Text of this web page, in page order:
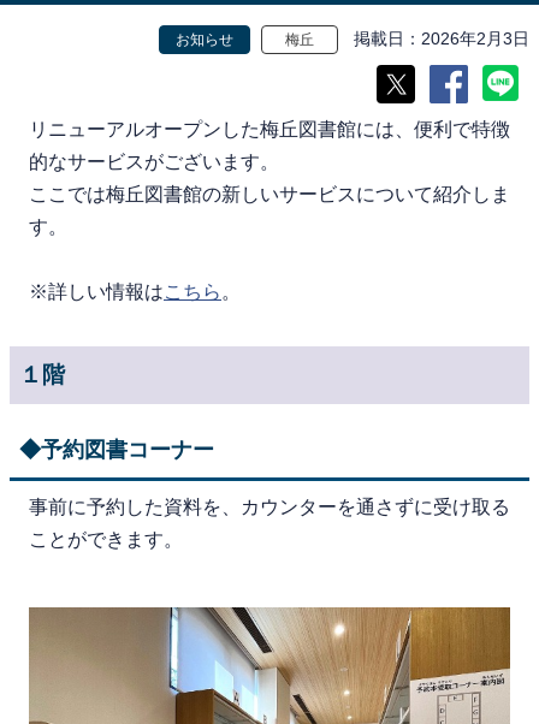
お知らせ 梅丘 掲載日 2026年2月3日
リニューアルオープンした梅丘図書館には、便利で特徴
的なサービスがございます。
ここでは梅丘図書館の新しいサービスについて紹介しま
す。
※詳しい情報はこちら 。
１階
◆予約図書コーナー
事前に予約した資料を、カウンターを通さずに受け取る
ことができます。